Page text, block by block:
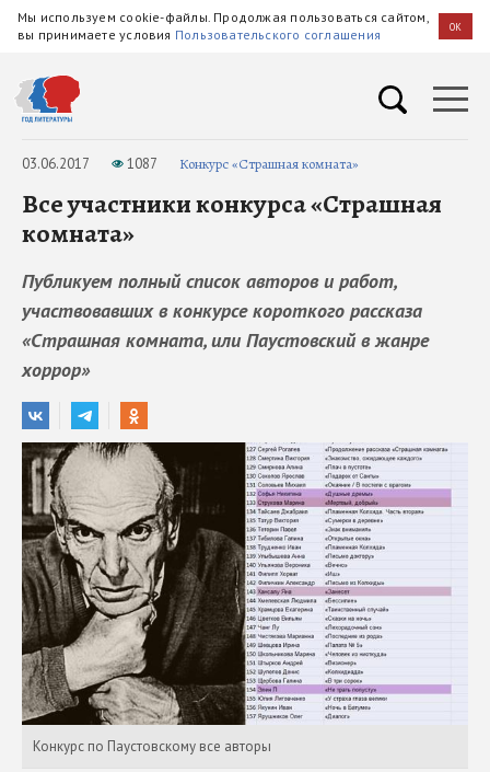
Мы используем cookie-файлы. Продолжая пользоваться сайтом,
вы принимаете условия Пользовательского соглашения OK
03.06.2017 1087 Конкурс «Страшная комната»
Все участники конкурса «Страшная
комната»
Публикуем полный список авторов и работ,
участвовавших в конкурсе короткого рассказа
«Страшная комната, или Паустовский в жанре
хоррор»
Конкурс по Паустовскому все авторы